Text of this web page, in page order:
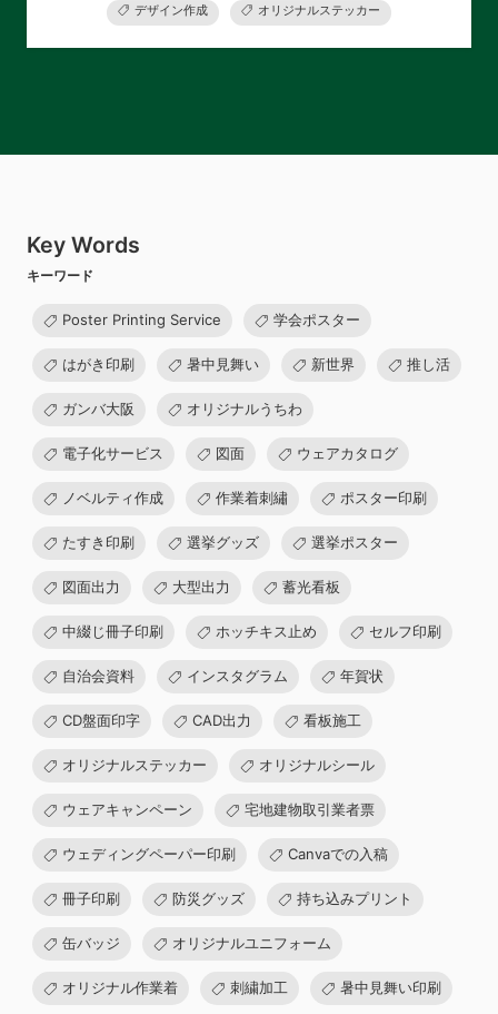
デザイン作成 オリジナルステッカー
Key Words
キーワード
Poster Printing Service 学会ポスター
はがき印刷 暑中見舞い 新世界 推し活
ガンバ大阪 オリジナルうちわ
電子化サービス 図面 ウェアカタログ
ノベルティ作成 作業着刺繡 ポスター印刷
たすき印刷 選挙グッズ 選挙ポスター
図面出力 大型出力 蓄光看板
中綴じ冊子印刷 ホッチキス止め セルフ印刷
自治会資料 インスタグラム 年賀状
CD盤面印字 CAD出力 看板施工
オリジナルステッカー オリジナルシール
ウェアキャンペーン 宅地建物取引業者票
ウェディングペーパー印刷 Canvaでの入稿
冊子印刷 防災グッズ 持ち込みプリント
缶バッジ オリジナルユニフォーム
オリジナル作業着 刺繍加工 暑中見舞い印刷